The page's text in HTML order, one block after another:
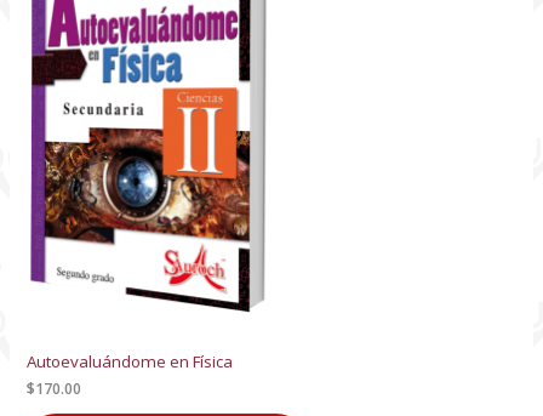
Autoevaluándome en Física
$170.00